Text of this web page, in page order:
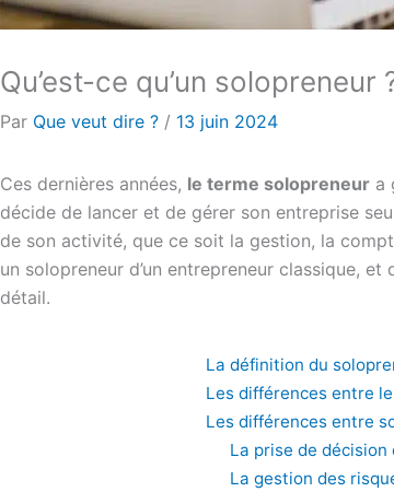
Qu’est-ce qu’un solopreneur
Par Que veut dire ?/ 13 juin 2024
Ces dernières années, le terme solopreneura
décide de lancer et de gérer son entreprise
de son activité, que ce soit la gestion, la
un solopreneur d’un entrepreneur classique,
détail.
La définition du
Les différences entre
Les différences entre
La prise de
La gestion des